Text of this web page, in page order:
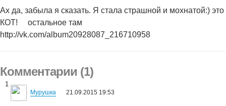
Ах да, забыла я сказать. Я стала страшной и мохнатой:) это
КОТ!
остальное там
http://vk.com/album20928087_216710958
Комментарии (1)
1
Мурушка 21.09.2015 19:53